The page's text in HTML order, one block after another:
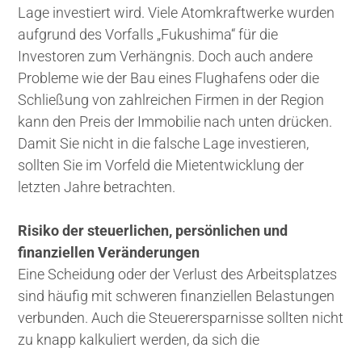
Lage investiert wird. Viele Atomkraftwerke wurden
aufgrund des Vorfalls „Fukushima“ für die
Investoren zum Verhängnis. Doch auch andere
Probleme wie der Bau eines Flughafens oder die
Schließung von zahlreichen Firmen in der Region
kann den Preis der Immobilie nach unten drücken.
Damit Sie nicht in die falsche Lage investieren,
sollten Sie im Vorfeld die Mietentwicklung der
letzten Jahre betrachten.
Risiko der steuerlichen, persönlichen und
finanziellen Veränderungen
Eine Scheidung oder der Verlust des Arbeitsplatzes
sind häufig mit schweren finanziellen Belastungen
verbunden. Auch die Steuerersparnisse sollten nicht
zu knapp kalkuliert werden, da sich die